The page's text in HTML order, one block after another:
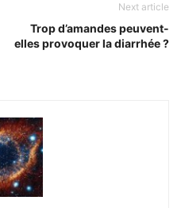
Next article
Trop d’amandes peuvent-
elles provoquer la diarrhée ?